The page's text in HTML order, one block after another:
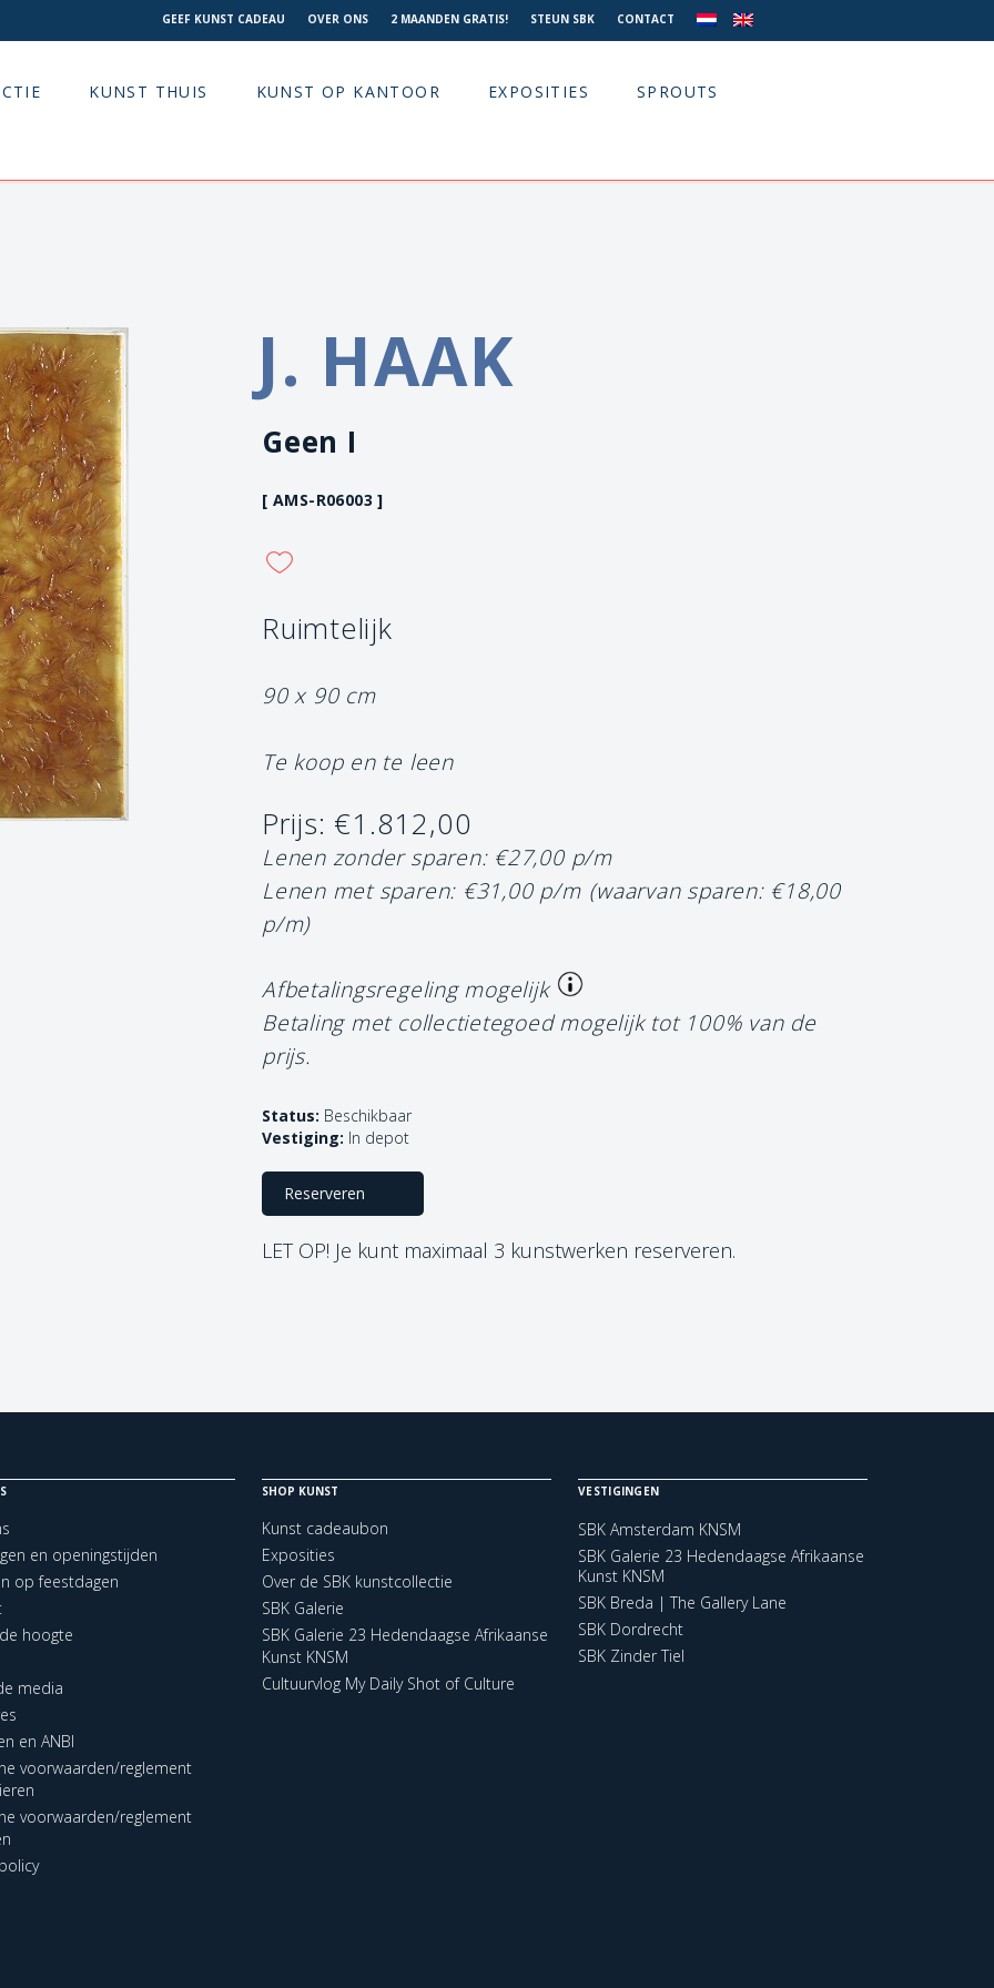
GEEF KUNST CADEAU OVER ONS 2 MAANDEN GRATIS! STEUN SBK CONTACT
KUNST THUIS KUNST OP KANTOOR EXPOSITIES SPROUTS
J. HAAK
Geen I
[ AMS-R06003 ]
Ruimtelijk
90 x 90 cm
Te koop en te leen
Prijs: €1.812,00
Lenen zonder sparen: €27,00 p/m
Lenen met sparen: €31,00 p/m (waarvan sparen: €18,00
p/m)
Afbetalingsregeling mogelijk
Betaling met collectietegoed mogelijk tot 100% van de
prijs.
Status: Beschikbaar
Vestiging: In depot
Reserveren
LET OP! Je kunt maximaal 3 kunstwerken reserveren.
en openingstijden
op feestdagen
hoogte
media
en ANBI
voorwaarden/reglement
voorwaarden/reglement
SHOP KUNST
Kunst cadeaubon
Exposities
Over de SBK kunstcollectie
SBK Galerie
SBK Galerie 23 Hedendaagse Afrikaanse
Kunst KNSM
Cultuurvlog My Daily Shot of Culture
VESTIGINGEN
SBK Amsterdam KNSM
SBK Galerie 23 Hedendaagse Afrikaanse
Kunst KNSM
SBK Breda | The Gallery Lane
SBK Dordrecht
SBK Zinder Tiel